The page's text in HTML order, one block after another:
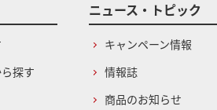
探す
ニュース・トピック
キャンペーン情報
情報誌
商品のお知らせ